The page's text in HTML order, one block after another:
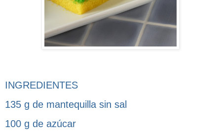
INGREDIENTES
135 g de mantequilla sin sal
100 g de azúcar